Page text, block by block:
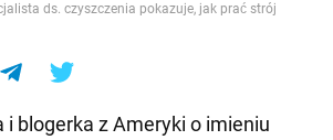
ds. czyszczenia pokazuje, jak prać strój
i blogerka z Ameryki o imieniu